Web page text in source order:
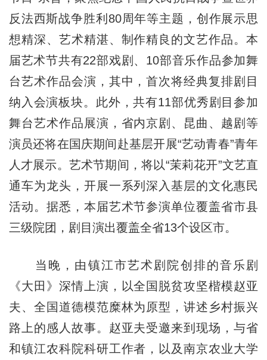
反法西斯战争胜利80周年等主题，创作展示思
想精深、艺术精湛、制作精良的文艺作品。本
届艺术节共有22部戏剧、10部音乐作品参加舞
台艺术作品会演，其中，首次将经典复排剧目
纳入会演板块。此外，共有11部优秀剧目参加
舞台艺术作品展演，省内京剧、昆曲、越剧等
演员还将在国庆期间赴基层开展“艺动青春”青年
人才展示。艺术节期间，将以“茉莉花开”文艺直
通车为龙头，开展一系列深入基层的文化惠民
活动。据悉，本届艺术节参演单位覆盖省市县
三级院团，剧目演出覆盖全省13个设区市。
当晚，由镇江市艺术剧院创排的音乐剧
《大田》深情上演，以全国脱贫攻坚楷模赵亚
夫、全国道德模范糜林为原型，讲述乡村振兴
路上的感人故事。赵亚夫受邀来到现场，与省
和镇江农科院科研工作者，以及南京农业大学